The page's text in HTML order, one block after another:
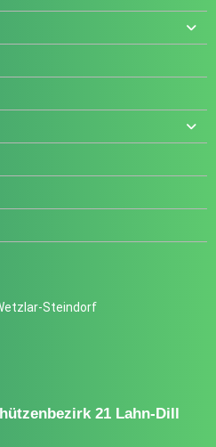
Steindorf
21 Lahn-Dill